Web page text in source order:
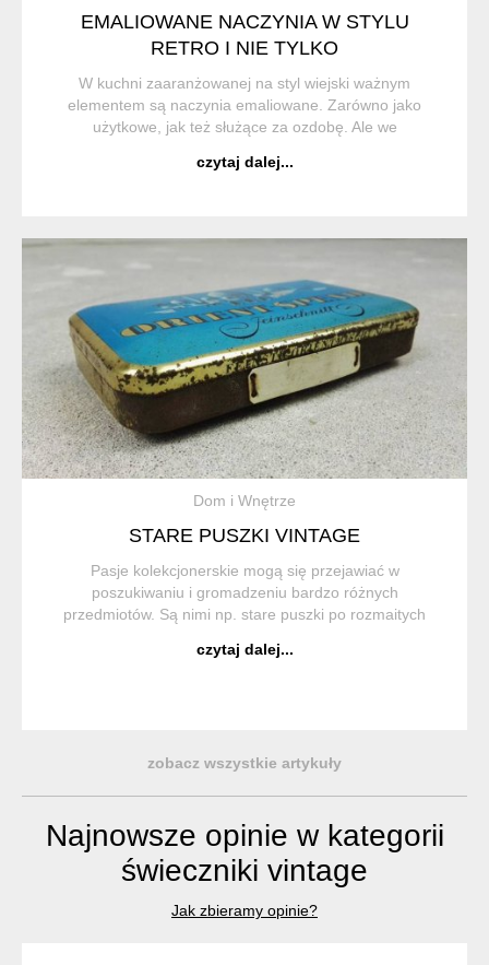
EMALIOWANE NACZYNIA W STYLU
RETRO I NIE TYLKO
W kuchni zaaranżowanej na styl wiejski ważnym
elementem są naczynia emaliowane. Zarówno jako
użytkowe, jak też służące za ozdobę. Ale we
Kubki emaliowane zawsze były i są chętnie kupowane, nie
czytaj dalej...
Dom i Wnętrze
STARE PUSZKI VINTAGE
Pasje kolekcjonerskie mogą się przejawiać w
poszukiwaniu i gromadzeniu bardzo różnych
przedmiotów. Są nimi np. stare puszki po rozmaitych
garażu nieco pordzewiałych puszek wypełnionych jakimiś
czytaj dalej...
zobacz wszystkie artykuły
Najnowsze opinie w kategorii
świeczniki vintage
Jak zbieramy opinie?